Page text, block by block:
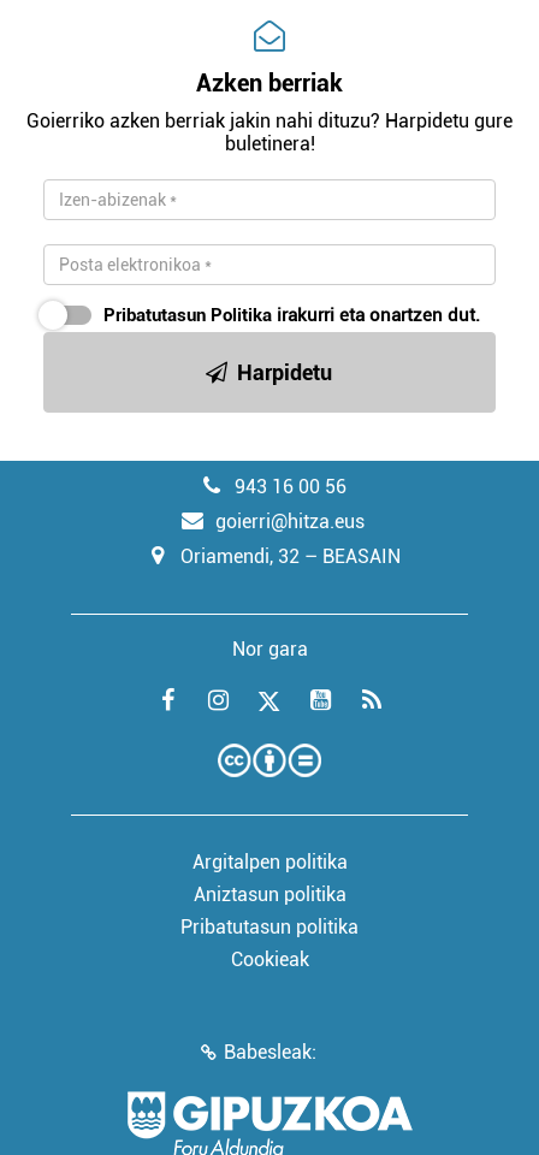
Azken berriak
Goierriko azken berriak jakin nahi dituzu? Harpidetu gure
buletinera!
Pribatutasun Politika irakurri eta onartzen dut.
Harpidetu
943 16 00 56
goierri@hitza.eus
Oriamendi, 32 – BEASAIN
Nor gara
Argitalpen politika
Aniztasun politika
Pribatutasun politika
Cookieak
Babesleak: